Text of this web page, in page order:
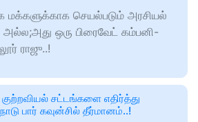
மக்களுக்காக செயல்படும் அரசியல்
அல்ல;அது ஒரு பிரைவேட் கம்பனி-
ராஜு..!
குற்றவியல் சட்டங்களை எதிர்த்து
பார் கவுன்சில் தீர்மானம்..!